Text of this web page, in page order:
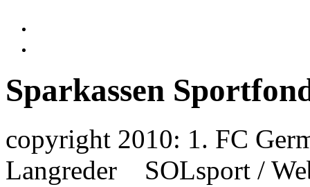
Sparkassen
copyright 2010: 1. FC
Langreder SOLsport /